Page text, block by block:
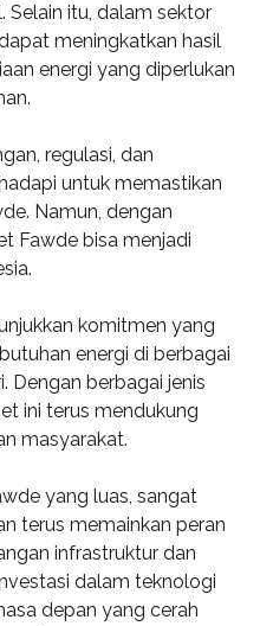
Selain itu, dalam sektor
meningkatkan hasil
energi yang diperlukan
regulasi, dan
untuk memastikan
Namun, dengan
Fawde bisa menjadi
komitmen yang
energi di berbagai
Dengan berbagai jenis
ini terus mendukung
masyarakat.
yang luas, sangat
terus memainkan peran
infrastruktur dan
dalam teknologi
depan yang cerah